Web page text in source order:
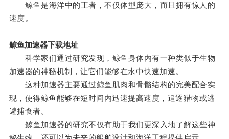
鲸鱼是海洋中的王者，不仅体型庞大，而且拥有惊人的
速度。
鲸鱼加速器下载地址
科学家们通过研究发现，鲸鱼身体内有一种类似于生物
加速器的神秘机制，让它们能够在水中快速加速。
这种加速器主要通过鲸鱼肌肉和骨骼结构的完美配合实
现，使得鲸鱼能够在短时间内迅速提高速度，追逐猎物或逃
避捕食者。
鲸鱼加速器的研究不仅有助于我们更深入地了解这些神